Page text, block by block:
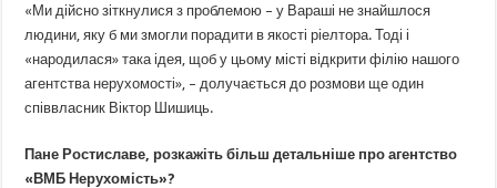
«Ми дійсно зіткнулися з проблемою – у Вараші не знайшлося
людини, яку б ми змогли порадити в якості ріелтора. Тоді і
«народилася» така ідея, щоб у цьому місті відкрити філію нашого
агентства нерухомості», – долучається до розмови ще один
співвласник Віктор Шишиць.
Пане Ростиславе, розкажіть більш детальніше про агентство
«ВМБ Нерухомість»?